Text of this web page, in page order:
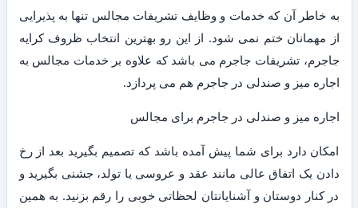
به خاطر آن که خدمات و وظایف تشریفات مجالس تنها به پذیرایی
از مهمانان ختم نمی شود. از این رو بهترین انتخاب ظروف کرایه
جاجرم، تشریفات جاجرم می باشد که علاوه بر خدمات مجالس به
اجاره میز و صندلی در جاجرم هم می پردازد.
اجاره میز و صندلی در جاجرم برای مجالس
امکان دارد برای شما پیش آمده باشد که تصمیم بگیرید بعد از رخ
دادن یک اتفاق عالی مانند عقد و عروسی یا تولد، جشنی بگیرید و
در کنار دوستان و آشنایانتان لحظاتی خوبی را رقم بزنید. به همین